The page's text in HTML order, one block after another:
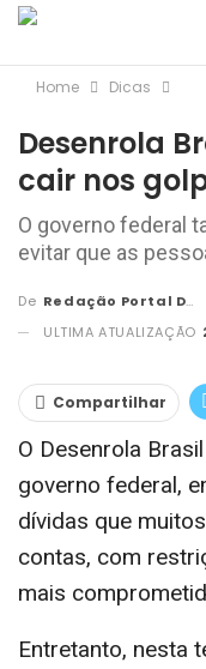
Home Dicas
Desenrola
cair nos
O governo federal
evitar que as
De Redação Portal DBC
ULTIMA ATUALIZAÇÃO
Compartilhar
O Desenrola
governo federal,
dívidas que
contas, com
mais
Entretanto, nesta